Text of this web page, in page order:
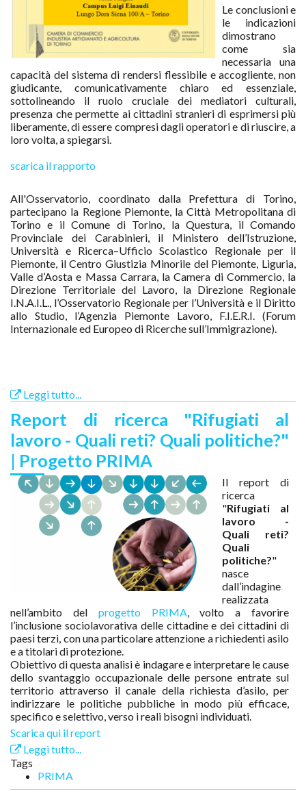
Le conclusioni e
le indicazioni
dimostrano
come sia
necessaria una
capacità del sistema di rendersi flessibile e accogliente, non
giudicante, comunicativamente chiaro ed essenziale,
sottolineando il ruolo cruciale dei mediatori culturali,
presenza che permette ai cittadini stranieri di esprimersi più
liberamente, di essere compresidagli operatori e di riuscire, a
loro volta, a spiegarsi.
scarica il rapporto
All'Osservatorio, coordinato dalla Prefettura di Torino,
partecipano la Regione Piemonte, la Città Metropolitana di
Torino e il Comune di Torino, la Questura, il Comando
Provinciale dei Carabinieri, il Ministero dell’Istruzione,
Università e Ricerca–Ufficio Scolastico Regionale per il
Piemonte, il Centro Giustizia Minorile del Piemonte, Liguria,
Valle d’Aosta e Massa Carrara, la Camera di Commercio, la
Direzione Territoriale del Lavoro, la Direzione Regionale
I.N.A.I.L., l’Osservatorio Regionale per l’Università e il Diritto
allo Studio, l’Agenzia Piemonte Lavoro, F.I.E.R.I. (Forum
Internazionale ed Europeo di Ricerche sull’Immigrazione).
Leggi tutto...
Report di ricerca "Rifugiati al
lavoro - Quali reti? Quali politiche?"
| Progetto PRIMA
Il report di
ricerca
"Rifugiati al
lavoro -
Quali reti?
Quali
politiche?"
nasce
dall’indagine
realizzata
nell’ambito del progetto PRIMA, volto a favorire
l’inclusione sociolavorativa delle cittadine e dei cittadini di
paesi terzi, con una particolare attenzione a richiedenti asilo
e a titolari di protezione.
Obiettivo di questa analisi è indagare e interpretare le cause
dello svantaggio occupazionale delle persone entrate sul
territorio attraverso il canale della richiesta d’asilo, per
indirizzare le politiche pubbliche in modo più efficace,
specifico e selettivo, verso i reali bisogni individuati.
Scarica qui il report
Leggi tutto...
Tags
PRIMA